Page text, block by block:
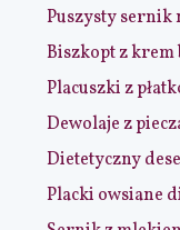
Puszysty sernik
Biszkopt z
Placuszki z
Dewolaje z
Dietetyczny
Placki owsiane